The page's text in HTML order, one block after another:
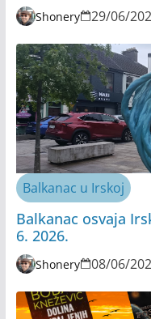
Shonery 29/06/
Balkanac u Irskoj
Balkanac osvaja
6. 2026.
Shonery 08/06/